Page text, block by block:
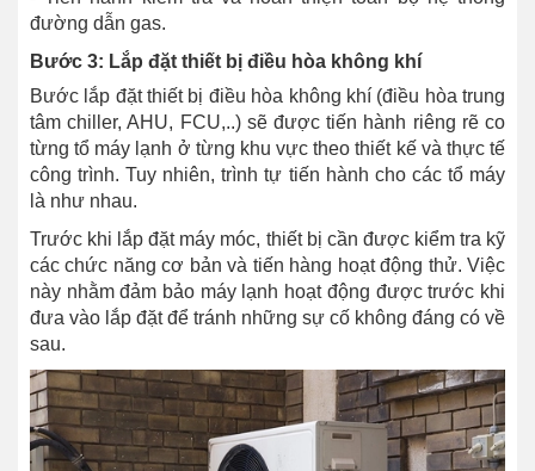
đường dẫn gas.
Bước 3: Lắp đặt thiết bị điều hòa không khí
Bước lắp đặt thiết bị điều hòa không khí (điều hòa trung
tâm chiller, AHU, FCU,..) sẽ được tiến hành riêng rẽ co
từng tổ máy lạnh ở từng khu vực theo thiết kế và thực tế
công trình. Tuy nhiên, trình tự tiến hành cho các tổ máy
là như nhau.
Trước khi lắp đặt máy móc, thiết bị cần được kiểm tra kỹ
các chức năng cơ bản và tiến hàng hoạt động thử. Việc
này nhằm đảm bảo máy lạnh hoạt động được trước khi
đưa vào lắp đặt để tránh những sự cố không đáng có về
sau.